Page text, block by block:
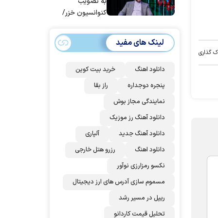
گذاری
کنوانسیون خزر/
می‌شود؟!
لینک های مفید
دانلود اهنگ
خرید بیت کوین
پنجره دوجداره
راز بقا
نمایندگی مجاز بوش
دانلود آهنگ رز‌ موزیک
دانلود آهنگ جدید
آلپاری
دانلود اهنگ
رزرو هتل خارجی
نکسو رمزارزی نوآور
مسموم سازی آدرس های ارز دیجیتال
ریپل در مسیر رشد
تحلیل قیمت کاردانو